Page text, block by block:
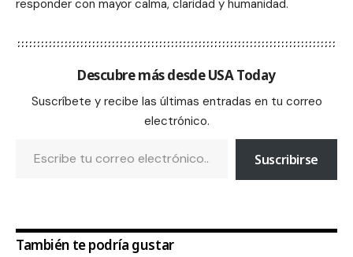
responder con mayor calma, claridad y humanidad.
Descubre más desde USA Today
Suscríbete y recibe las últimas entradas en tu correo
electrónico.
Suscribirse
También te podría gustar